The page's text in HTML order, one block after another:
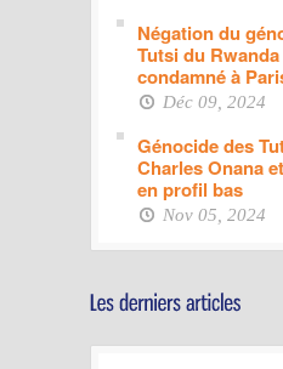
Négation du
Tutsi du
condamné à
Déc 09, 2024
Génocide des
Charles Onana
en profil bas
Nov 05, 2024